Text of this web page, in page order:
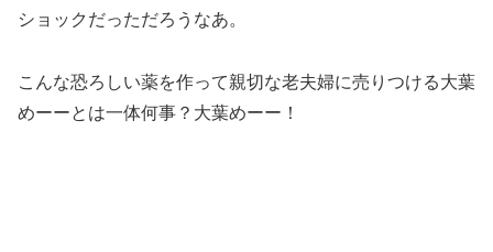
ショックだっただろうなあ。
こんな恐ろしい薬を作って親切な老夫婦に売りつける大葉
めーーとは一体何事？大葉めーー！